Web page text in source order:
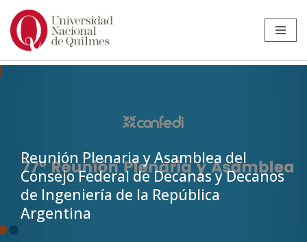
Ir
Reunión Plenaria y Asamblea del
Consejo Federal de Decanas y Decanos
de Ingeniería de la República
Argentina
Inicio Noticias